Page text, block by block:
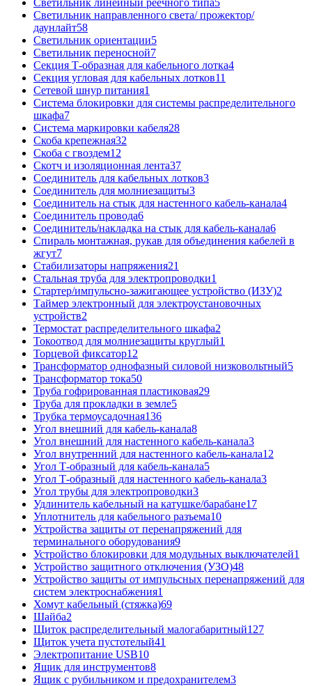
Светильник направленного света/ прожектор/
даунлайт58
Светильник ориентации5
Светильник переносной7
Секция Т-образная для кабельного лотка4
Секция угловая для кабельных лотков11
Сетевой шнур питания1
Система блокировки для системы распределительного
шкафа7
Система маркировки кабеля28
Скоба крепежная32
Скоба с гвоздем12
Скотч и изоляционная лента37
Соединитель для кабельных лотков3
Соединитель для молниезащиты3
Соединитель на стык для настенного кабель-канала4
Соединитель провода6
Соединитель/накладка на стык для кабель-канала6
Спираль монтажная, рукав для объединения кабелей в
жгут7
Стабилизаторы напряжения21
Стальная труба для электропроводки1
Стартер/импульсно-зажигающее устройство (ИЗУ)2
Таймер электронный для электроустановочных
устройств2
Термостат распределительного шкафа2
Токоотвод для молниезащиты круглый1
Торцевой фиксатор12
Трансформатор однофазный силовой низковольтный5
Трансформатор тока50
Труба гофрированная пластиковая29
Труба для прокладки в земле5
Трубка термоусадочная136
Угол внешний для кабель-канала8
Угол внешний для настенного кабель-канала3
Угол внутренний для настенного кабель-канала12
Угол Т-образный для кабель-канала5
Угол Т-образный для настенного кабель-канала3
Угол трубы для электропроводки3
Удлинитель кабельный на катушке/барабане17
Уплотнитель для кабельного разъема10
Устройства защиты от перенапряжений для
терминального оборудования9
Устройство блокировки для модульных выключателей1
Устройство защитного отключения (УЗО)48
Устройство защиты от импульсных перенапряжений для
систем электроснабжения1
Хомут кабельный (стяжка)69
Шайба2
Щиток распределительный малогабаритный127
Щиток учета пустотелый41
Электропитание USB10
Ящик для инструментов8
Ящик с рубильником и предохранителем3